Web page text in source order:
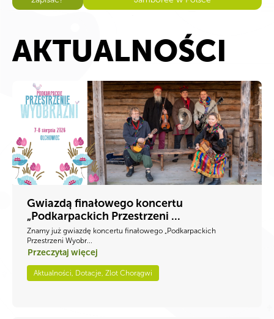
AKTUALNOŚCI
Gwiazdą finałowego koncertu
„Podkarpackich Przestrzeni ...
Znamy już gwiazdę koncertu finałowego „Podkarpackich
Przestrzeni Wyobr...
Przeczytaj więcej
Aktualności, Dotacje, Zlot Chorągwi